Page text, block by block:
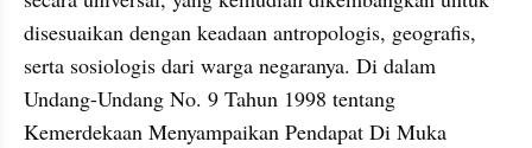
disesuaikan dengan keadaan antropologis, geografis,
serta sosiologis dari warga negaranya. Di dalam
Undang-Undang No. 9 Tahun 1998 tentang
Kemerdekaan Menyampaikan Pendapat Di Muka